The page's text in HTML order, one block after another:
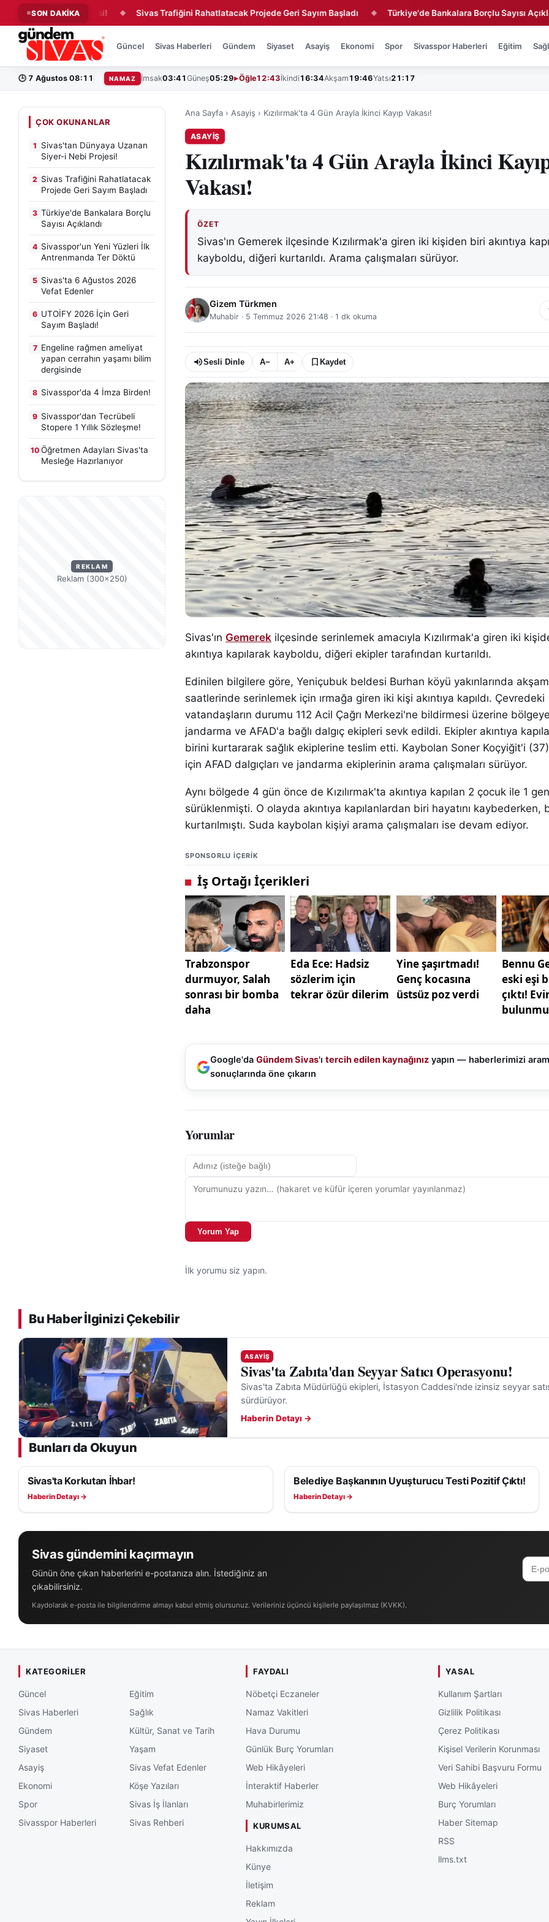
SON DAKİKA
i Nebi Projesi! Sivas Trafiğini Rahatlatacak Projede Geri Sayım Başladı ◆ Türkiye'de Bankalara Borçlu Sayısı Açıklandı
Güncel Sivas Haberleri Gündem Siyaset Asayiş Ekonomi Spor Sivasspor Haberleri Eğitim
🕒 7 Ağustos 08:11 NAMAZ İmsak03:41 Güneş05:29 Öğle12:43İkindi 16:34Akşam 19:46Yatsı21:17
ÇOK OKUNANLAR
1 Sivas'tan Dünyaya Uzanan
Siyer-i Nebi Projesi!
2 Sivas Trafiğini Rahatlatacak
Projede Geri Sayım Başladı
3 Türkiye'de Bankalara Borçlu
Sayısı Açıklandı
4 Sivasspor'un Yeni Yüzleri İlk
Antrenmanda Ter Döktü
5 Sivas'ta 6 Ağustos 2026
Vefat Edenler
6 UTOİFY 2026 İçin Geri
Sayım Başladı!
7 Engeline rağmen ameliyat
yapan cerrahın yaşamı bilim
dergisinde
8 Sivasspor'da 4 İmza Birden!
9 Sivasspor'dan Tecrübeli
Stopere 1 Yıllık Sözleşme!
10 Öğretmen Adayları Sivas'ta
Mesleğe Hazırlanıyor
REKLAM
Reklam (300×250)
Ana Sayfa › Asayiş › Kızılırmak'ta 4 Gün Arayla İkinci Kayıp Vakası!
ASAYIŞ
Kızılırmak'ta 4 Gün Arayla İkinci
Vakası!
ÖZET
Sivas'ın Gemerek ilçesinde Kızılırmak'a giren iki kişiden biri akıntıya
kayboldu, diğeri kurtarıldı. Arama çalışmaları sürüyor.
Gizem Türkmen
Muhabir · 5 Temmuz 2026 21:48 · 1 dk okuma
Sesli Dinle A− A+ Kaydet
Sivas'ın Gemerek ilçesinde serinlemek amacıyla Kızılırmak'a giren iki
akıntıya kapılarak kayboldu, diğeri ekipler tarafından kurtarıldı.
Edinilen bilgilere göre, Yeniçubuk beldesi Burhan köyü yakınlarında akşam
saatlerinde serinlemek için ırmağa giren iki kişi akıntıya kapıldı. Çevredeki
vatandaşların durumu 112 Acil Çağrı Merkezi'ne bildirmesi üzerine
jandarma ve AFAD'a bağlı dalgıç ekipleri sevk edildi. Ekipler akıntıya
birini kurtararak sağlık ekiplerine teslim etti. Kaybolan Soner Koçyiğit'i
için AFAD dalgıçları ve jandarma ekiplerinin arama çalışmaları sürüyor.
Aynı bölgede 4 gün önce de Kızılırmak'ta akıntıya kapılan 2 çocuk ile 1
sürüklenmişti. O olayda akıntıya kapılanlardan biri hayatını kaybederken,
kurtarılmıştı. Suda kaybolan kişiyi arama çalışmaları ise devam ediyor.
SPONSORLU IÇERIK
Google'da Gündem Sivas'ı tercih edilen kaynağınız yapın — haberlerimizi
sonuçlarında öne çıkarın
Yorumlar
Yorum Yap
İlk yorumu siz yapın.
Bu Haber İlginizi Çekebilir
ASAYIŞ
Sivas'ta Zabıta'dan Seyyar Satıcı Operasyonu!
Sivas'ta Zabıta Müdürlüğü ekipleri, İstasyon Caddesi'nde izinsiz seyyar
sürdürüyor.
Haberin Detayı →
Bunları da Okuyun
ASAYIŞ
Sivas'ta Korkutan İhbar!
Haberin Detayı →
ASAYIŞ
Belediye Başkanının Uyuşturucu Testi Pozitif Çıktı!
Haberin Detayı →
Sivas gündemini kaçırmayın
Günün öne çıkan haberlerini e-postanıza alın. İstediğiniz an
çıkabilirsiniz.
Kaydolarak e-posta ile bilgilendirme almayı kabul etmiş olursunuz. Verileriniz üçüncü kişilerle paylaşılmaz (KVKK).
KATEGORILER
Güncel
Sivas Haberleri
Gündem
Siyaset
Asayiş
Ekonomi
Spor
Sivasspor Haberleri
Eğitim
Sağlık
Kültür, Sanat ve Tarih
Yaşam
Sivas Vefat Edenler
Köşe Yazıları
Sivas İş İlanları
Sivas Rehberi
FAYDALI
Nöbetçi Eczaneler
Namaz Vakitleri
Hava Durumu
Günlük Burç Yorumları
Web Hikâyeleri
İnteraktif Haberler
Muhabirlerimiz
KURUMSAL
Hakkımızda
Künye
İletişim
Reklam
YASAL
Kullanım Şartları
Gizlilik Politikası
Çerez Politikası
Kişisel Verilerin Korunması
Veri Sahibi Başvuru Formu
Web Hikâyeleri
Burç Yorumları
Haber Sitemap
RSS
llms.txt